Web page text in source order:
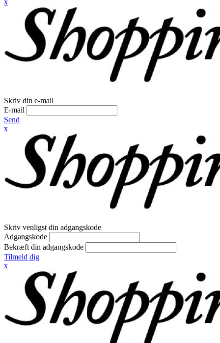
x
Skriv din e-mail
E-mail
Send
x
Skriv venligst din adgangskode
Adgangskode
Bekræft din adgangskode
Tilmeld dig
x